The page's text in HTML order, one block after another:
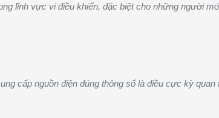
lĩnh vực vi điều khiển, đặc biệt cho những người
cấp nguồn điện đúng thông số là điều cực kỳ